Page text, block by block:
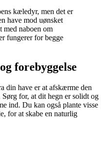
kæledyr, men det er
have mod uønsket
naboen om
fungerer for begge
forebyggelse
din have er at afskærme den
for, at dit hegn er solidt og
ind. Du kan også plante visse
for at skabe en naturlig